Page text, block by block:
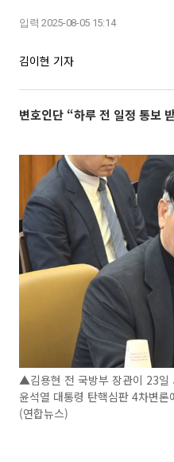
입력 2025-08-05 15:14
김이현 기자
변호인단 “하루 전 일정 통보
▲김용현 전 국방부 장관이 23일
윤석열 대통령 탄핵심판 4차변
(연합뉴스)